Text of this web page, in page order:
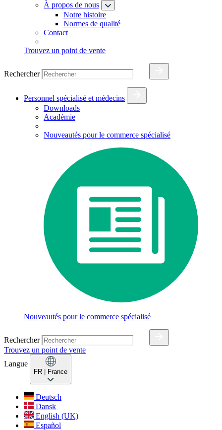
À propos de nous
Notre histoire
Normes de qualité
Contact
Trouvez un point de vente
Rechercher
Personnel spécialisé et médecins
Downloads
Académie
Nouveautés pour le commerce spécialisé
Nouveautés pour le commerce spécialisé
Rechercher
Trouvez un point de vente
Langue
FR | France
Deutsch
Dansk
English (UK)
Español